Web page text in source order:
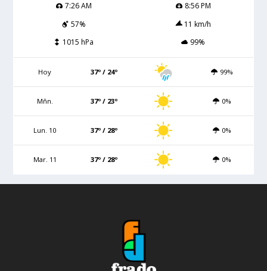
7:26 AM
8:56 PM
57%
11 km/h
1015 hPa
99%
Hoy 37º / 24º 99%
Mñn. 37º / 23º 0%
Lun. 10 37º / 28º 0%
Mar. 11 37º / 28º 0%